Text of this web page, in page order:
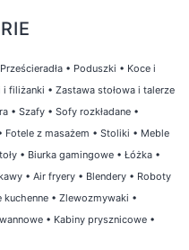
Prześcieradła • Poduszki • Koce i
i filiżanki • Zastawa stołowa i talerze
• Szafy • Sofy rozkładane •
Fotele z masażem • Stoliki • Meble
• Biurka gamingowe • Łóżka •
• Air fryery • Blendery • Roboty
kuchenne • Zlewozmywaki •
• Kabiny prysznicowe •